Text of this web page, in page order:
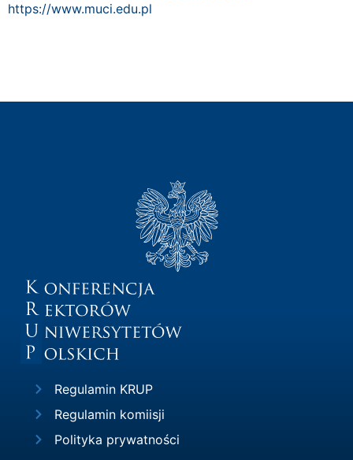
https://www.muci.edu.pl
Regulamin KRUP
Regulamin komiisji
Polityka prywatności